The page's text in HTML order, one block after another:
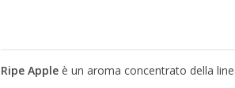
Ripe Appleè un aroma concentrato della